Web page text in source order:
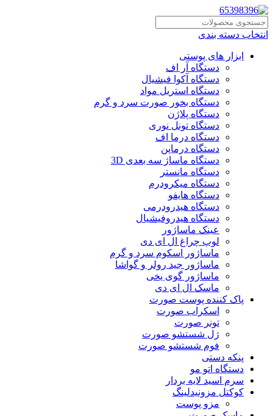
انتخاب دسته بندی
ابزار های پوستی
دستگاه آر اف
دستگاه آکوا فیشیال
دستگاه استریل مواد
دستگاه بخور صورت سرد و گرم
دستگاه پلاژن
دستگاه تونل نوری
دستگاه درما اف
دستگاه درماپن
دستگاه ماساژ سه بعدی 3D
دستگاه مانستر
دستگاه میکرودرم
دستگاه هایفو
دستگاه هیدرودرمی
دستگاه هیدروفیشیال
عینک ماساژور
لوپ چراغ ال ای دی
ماساژور اسکوم سرد و گرم
ماساژور جید رولر و گواشا
ماساژور گوی یخی
ماسک ال ای دی
پاک کننده پوست صورت
اسکراب صورت
تونر صورت
ژل شستشو صورت
فوم شستشو صورت
پنکه دستی
دستگاه اتو مو
سرم اسید لایه بردار
کوکتل مزونیدلینگ
مزو پوست